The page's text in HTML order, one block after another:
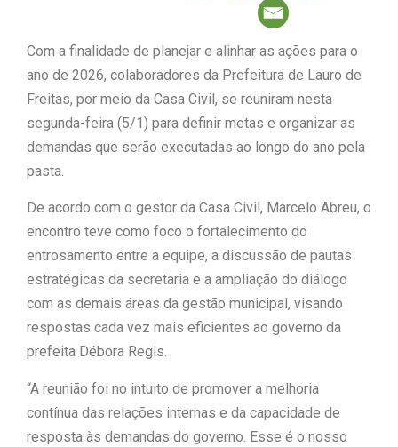
profissionais de contabilidade
Prefeitura de Lauro de Freitas
alertas de emergência para
decisão de caminhar com Flávio
Bolsonaro”, diz Junior Marabá
Leandro de Jesus discorda de
Zema sobre fim do Bolsa Família:
as pessoas evoluírem”
Com a finalidade de planejar e alinhar as ações para o
ano de 2026, colaboradores da Prefeitura de Lauro de
Freitas, por meio da Casa Civil, se reuniram nesta
segunda-feira (5/1) para definir metas e organizar as
demandas que serão executadas ao longo do ano pela
pasta.
De acordo com o gestor da Casa Civil, Marcelo Abreu, o
encontro teve como foco o fortalecimento do
entrosamento entre a equipe, a discussão de pautas
estratégicas da secretaria e a ampliação do diálogo
com as demais áreas da gestão municipal, visando
respostas cada vez mais eficientes ao governo da
prefeita Débora Regis.
“A reunião foi no intuito de promover a melhoria
contínua das relações internas e da capacidade de
resposta às demandas do governo. Esse é o nosso